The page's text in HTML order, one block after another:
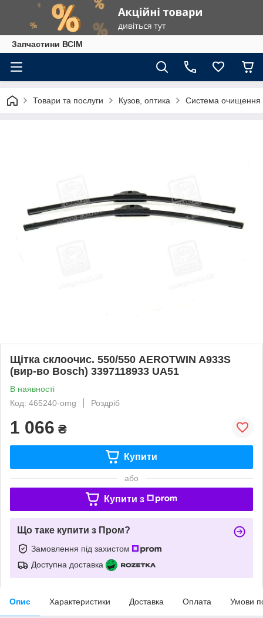
Запчастини ВСІМ
Товари та послуги Кузов, оптика Система очищення
Щітка склоочис. 550/550 AEROTWIN A933S
(вир-во Bosch) 3397118933 UA51
В наявності
Код: 465240-omg
Роздріб
1 066 ₴
Купити
або
Купити з
Що таке купити з Пром?
Замовлення під захистом
Доступна доставка
Опис Характеристики Доставка Оплата Умови